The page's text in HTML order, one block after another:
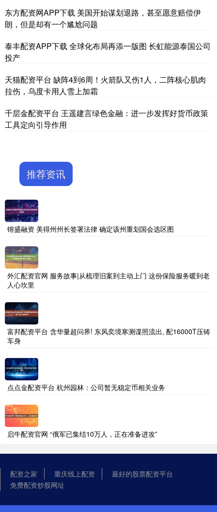
东方配资网APP下载 美国开始谋划退路，甚至愿意赔偿伊
朗，但是却有一个尴尬问题
泰丰配资APP下载 全球化布局再添一版图 长虹能源泰国公司
投产
天猫配资平台 缺阵4到6周！火箭队又伤1人，二阵核心肌肉
拉伤，乌度卡用人雪上加霜
千层金配资平台 王遥建言绿色金融：进一步发挥好货币政策
工具定向引导作用
推荐资讯
镕盛融资 美得州州长签署法律 确定该州重划国会选区图
外汇配资官网 服务故事|从梳理旧案到主动上门 这份保险服务暖到老
人心坎里
富邦配资平台 含华量超问界! 东风奕境寒测谍照流出, 配16000T压铸
车身
点点金配资平台 杭州园林：公司暂无稳定币相关业务
启牛配资官网 “俄军已集结10万人，正在准备进攻”
配资之家 重庆线上配资
最好的股票配资平台
免费配资炒股网址